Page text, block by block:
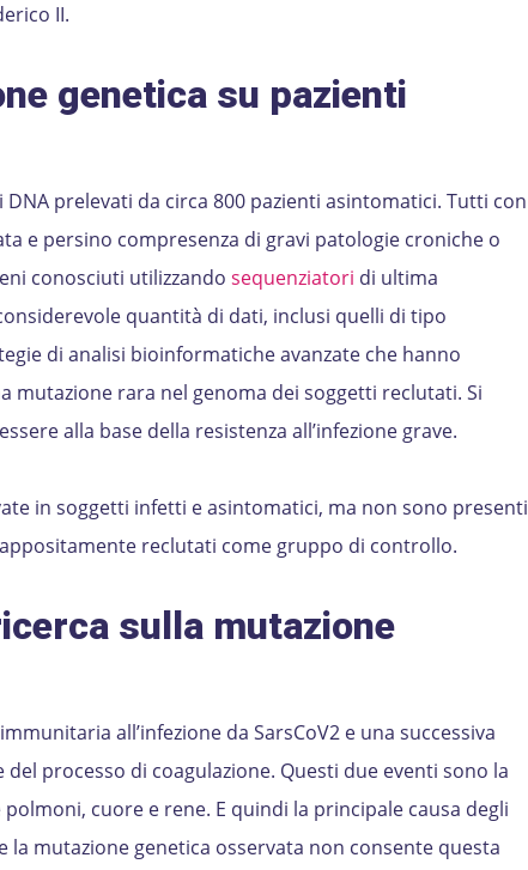
II.
genetica su pazienti
prelevati da circa 800 pazienti asintomatici. Tutti con
e persino compresenza di gravi patologie croniche o
conosciuti utilizzando sequenziatori di ultima
quantità di dati, inclusi quelli di tipo
di analisi bioinformatiche avanzate che hanno
mutazione rara nel genoma dei soggetti reclutati. Si
alla base della resistenza all’infezione grave.
in soggetti infetti e asintomatici, ma non sono presenti
reclutati come gruppo di controllo.
sulla mutazione
all’infezione da SarsCoV2 e una successiva
processo di coagulazione. Questi due eventi sono la
cuore e rene. E quindi la principale causa degli
la mutazione genetica osservata non consente questa